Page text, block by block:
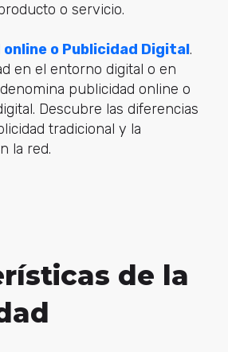
o servicio.
online o Publicidad Digital.
en el entorno digital o en
publicidad online o
Descubre las diferencias
tradicional y la
la red.
de la